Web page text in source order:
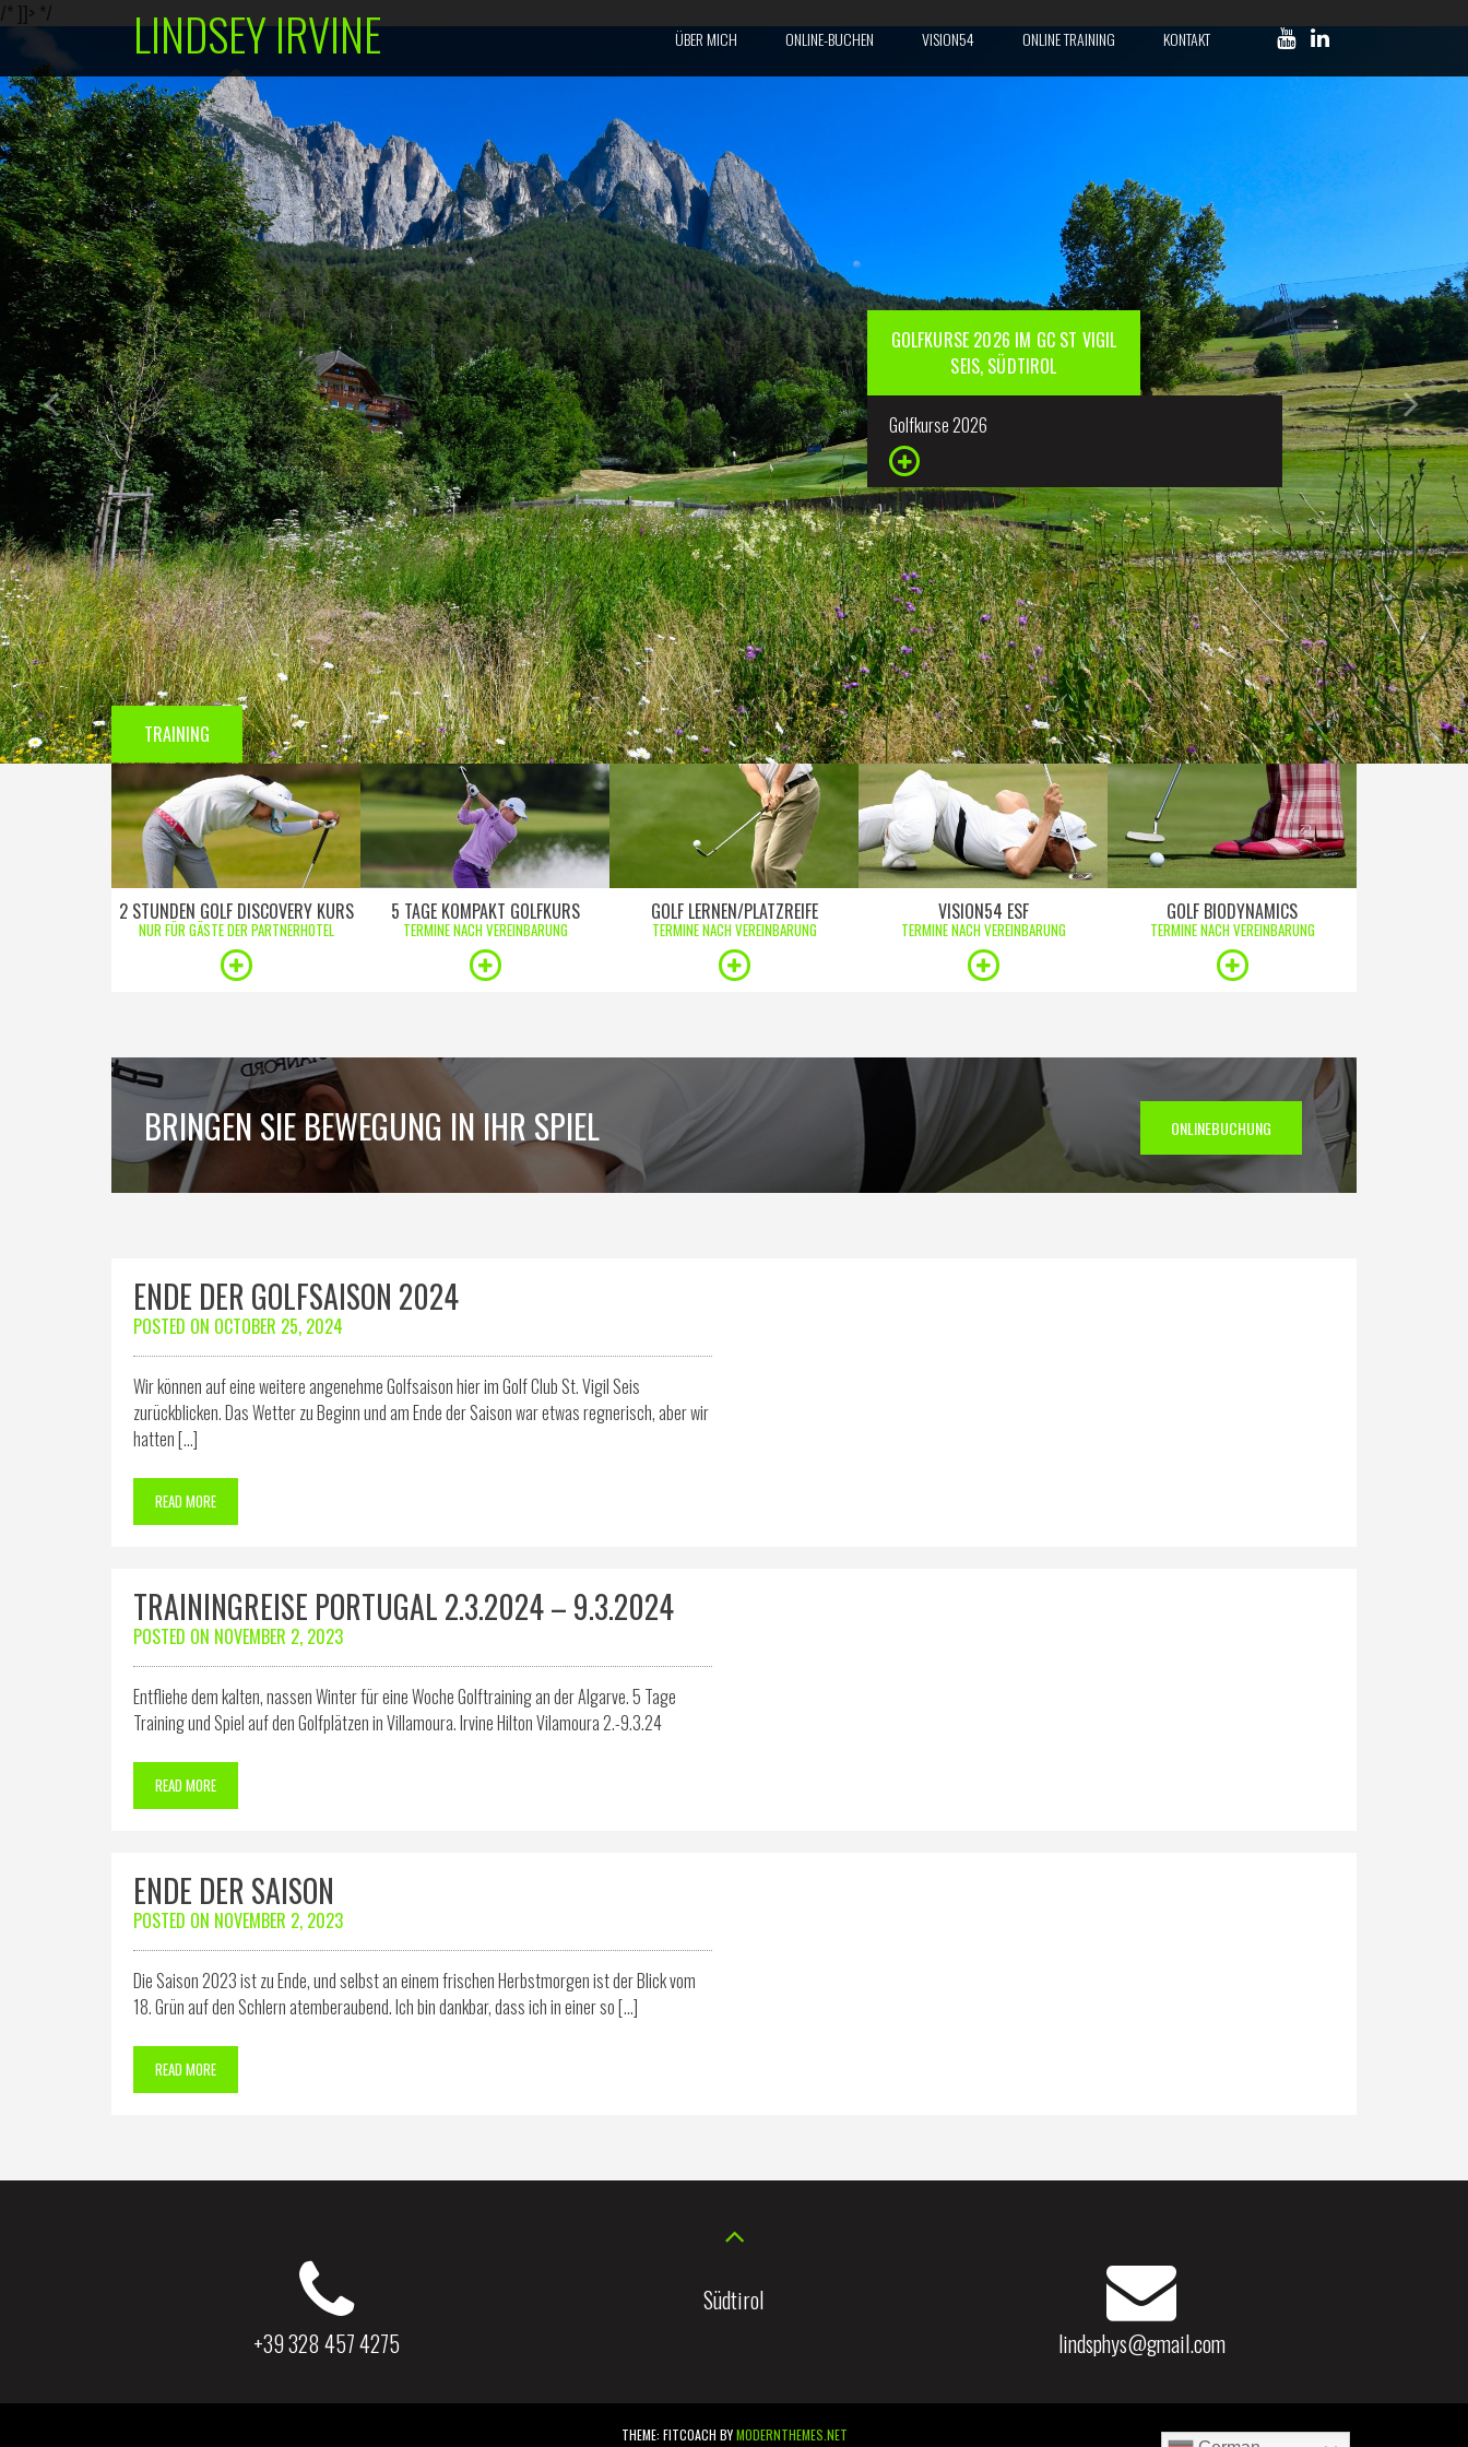
/* ]]> */
content
LINDSEY IRVINE ÜBER MICH ONLINE-BUCHEN VISION54 ONLINE TRAINING KONTAKT
GOLFKURSE 2026 IM GC ST VIGIL
SEIS, SÜDTIROL
Golfkurse 2026
TRAINING
2 STUNDEN GOLF DISCOVERY KURS
NUR FÜR GÄSTE DER PARTNERHOTEL
5 TAGE KOMPAKT GOLFKURS
TERMINE NACH VEREINBARUNG
GOLF LERNEN/PLATZREIFE
TERMINE NACH VEREINBARUNG
VISION54 ESF
TERMINE NACH VEREINBARUNG
GOLF BIODYNAMICS
TERMINE NACH VEREINBARUNG
BRINGEN SIE BEWEGUNG IN IHR SPIEL ONLINEBUCHUNG
ENDE DER GOLFSAISON 2024
POSTED ON OCTOBER 25, 2024
Wir können auf eine weitere angenehme Golfsaison hier im Golf Club St. Vigil Seis
zurückblicken. Das Wetter zu Beginn und am Ende der Saison war etwas regnerisch, aber wir
hatten […]
READ MORE
TRAININGREISE PORTUGAL 2.3.2024 – 9.3.2024
POSTED ON NOVEMBER 2, 2023
Entfliehe dem kalten, nassen Winter für eine Woche Golftraining an der Algarve. 5 Tage
Training und Spiel auf den Golfplätzen in Villamoura. Irvine Hilton Vilamoura 2.-9.3.24
READ MORE
ENDE DER SAISON
POSTED ON NOVEMBER 2, 2023
Die Saison 2023 ist zu Ende, und selbst an einem frischen Herbstmorgen ist der Blick vom
18. Grün auf den Schlern atemberaubend. Ich bin dankbar, dass ich in einer so […]
READ MORE
+39 328 457 4275
Südtirol
lindsphys@gmail.com
THEME: FITCOACH BYMODERNTHEMES.NET